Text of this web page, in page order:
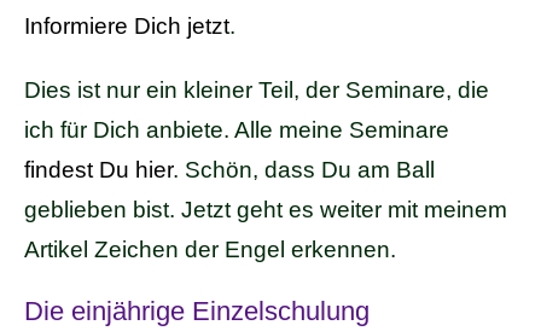
Informiere Dich jetzt.
Dies ist nur ein kleiner Teil, der Seminare, die
ich für Dich anbiete. Alle meine Seminare
findest Du hier. Schön, dass Du am Ball
geblieben bist. Jetzt geht es weiter mit meinem
Artikel Zeichen der Engel erkennen.
Die einjährige Einzelschulung